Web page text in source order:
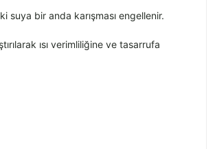
bir anda karışması engellenir.
ısı verimliliğine ve tasarrufa